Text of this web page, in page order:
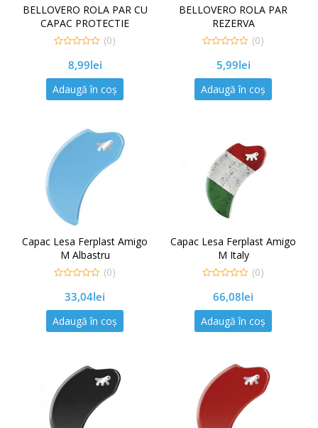
BELLOVERO ROLA PAR CU
CAPAC PROTECTIE
5
(0)
8,99lei
Adaugă în coș
BELLOVERO ROLA PAR
REZERVA
5
(0)
5,99lei
Adaugă în coș
Capac Lesa Ferplast Amigo
M Albastru
5
(0)
33,04lei
Adaugă în coș
Capac Lesa Ferplast Amigo
M Italy
5
(0)
66,08lei
Adaugă în coș